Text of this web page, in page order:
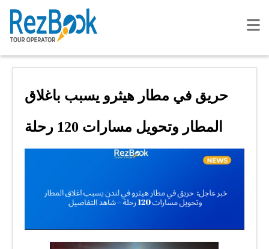
حريق في مطار هيثرو يسبب باغلاق
المطار وتحويل مسارات 120 رحلة